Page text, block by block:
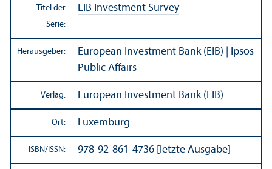
Titel der
Serie:
EIB Investment Survey
Herausgeber:
European Investment Bank (EIB) | Ipsos
Public Affairs
Verlag: European Investment Bank (EIB)
Ort: Luxemburg
ISBN/ ISSN: 978-92-861-4736 [letzte Ausgabe]